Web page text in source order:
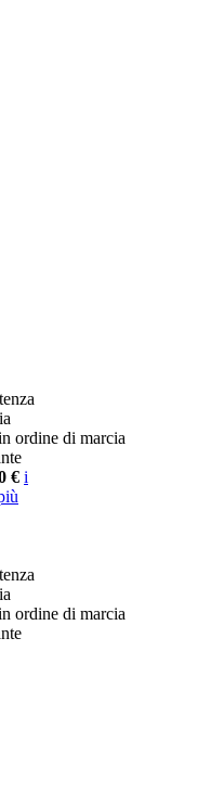
ordine di marcia
€ i
ordine di marcia